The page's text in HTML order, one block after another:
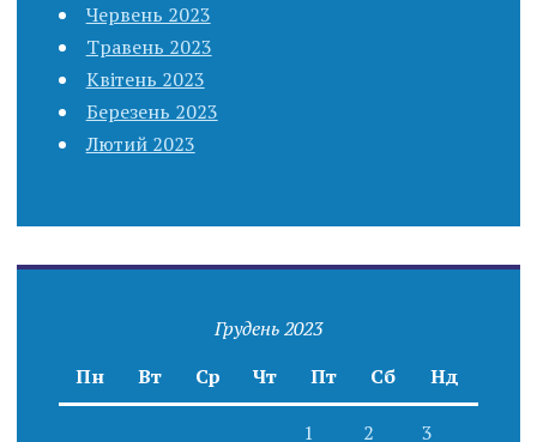
Червень 2023
Травень 2023
Квітень 2023
Березень 2023
Лютий 2023
Грудень 2023
Пн
Вт Ср Чт Пт Сб Нд
1 2 3